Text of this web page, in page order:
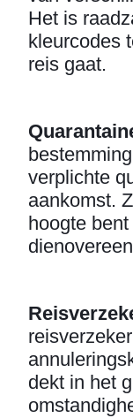
Het is
kleurcodes
reis gaat.
verplichte
aankomst.
hoogte
dekt in het